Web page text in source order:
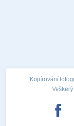
Kopírování